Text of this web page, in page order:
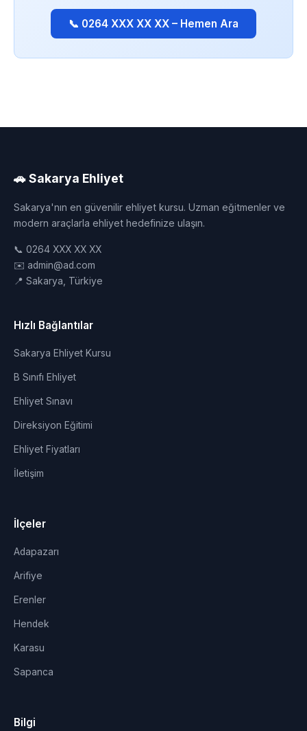
📞 0264 XXX XX XX – Hemen Ara
🚗 Sakarya Ehliyet
Sakarya'nın en güvenilir ehliyet kursu. Uzman eğitmenler ve
modern araçlarla ehliyet hedefinize ulaşın.
📞 0264 XXX XX XX
✉️ admin@ad.com
📍 Sakarya, Türkiye
Hızlı Bağlantılar
Sakarya Ehliyet Kursu
B Sınıfı Ehliyet
Ehliyet Sınavı
Direksiyon Eğitimi
Ehliyet Fiyatları
İletişim
İlçeler
Adapazarı
Arifiye
Erenler
Hendek
Karasu
Sapanca
Bilgi